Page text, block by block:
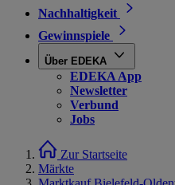
Nachhaltigkeit
Gewinnspiele
Über EDEKA
EDEKA App
Newsletter
Verbund
Jobs
Zur Startseite
Märkte